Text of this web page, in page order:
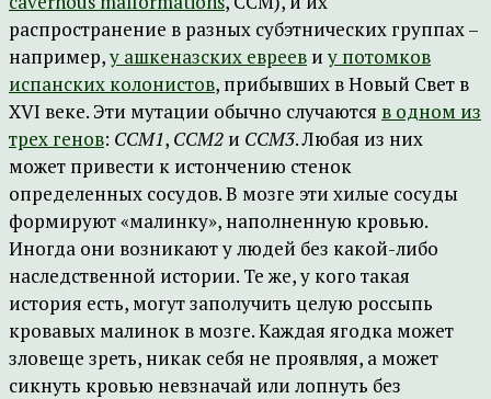
распространение в разных субэтнических группах –
например,у ашкеназских евреев и у потомков
испанских колонистов, прибывших в Новый Свет в
XVI веке. Эти мутации обычно случаются в одном из
трех генов: CCM1, CCM2 и CCM3. Любая из них
может привести к истончению стенок
определенных сосудов. В мозге эти хилые сосуды
формируют «малинку», наполненную кровью.
Иногда они возникают у людей без какой-либо
наследственной истории. Те же, у кого такая
история есть, могут заполучить целую россыпь
кровавых малинок в мозге. Каждая ягодка может
зловеще зреть, никак себя не проявляя, а может
сикнуть кровью невзначай или лопнуть без